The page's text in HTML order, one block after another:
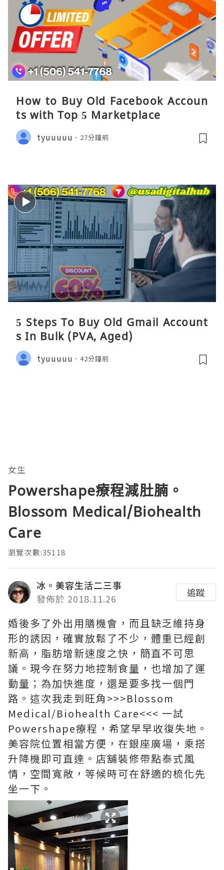
How to Buy Old Facebook Accoun
ts​ with Top 5 Marketplace
tyuuuuu 27分鐘前
5 Steps To Buy Old Gmail Account
s In Bulk (PVA, Aged)
tyuuuuu 42分鐘前
女生
Powershape療程減肚腩。
Blossom Medical/Biohealth
Care
瀏覽次數:35118
冰。美容生活二三事
發佈於 2018.11.26
追蹤
婚後多了外出用膳機會，而且缺乏維持身
形的誘因，確實放鬆了不少，體重已經創
新高，脂肪增新速度之快，簡直不可思
議。現今在努力地控制食量，也增加了運
動量；為加快進度，還是要多找一個門
路。這次我走到旺角>>>Blossom
Medical/Biohealth Care<<< 一試
Powershape療程，希望早早收復失地。
美容院位置相當方便，在銀座廣場，乘搭
升降機即可直達。店舖裝修帶點泰式風
情，空間寬敞，等候時可在舒適的梳化先
坐一下。